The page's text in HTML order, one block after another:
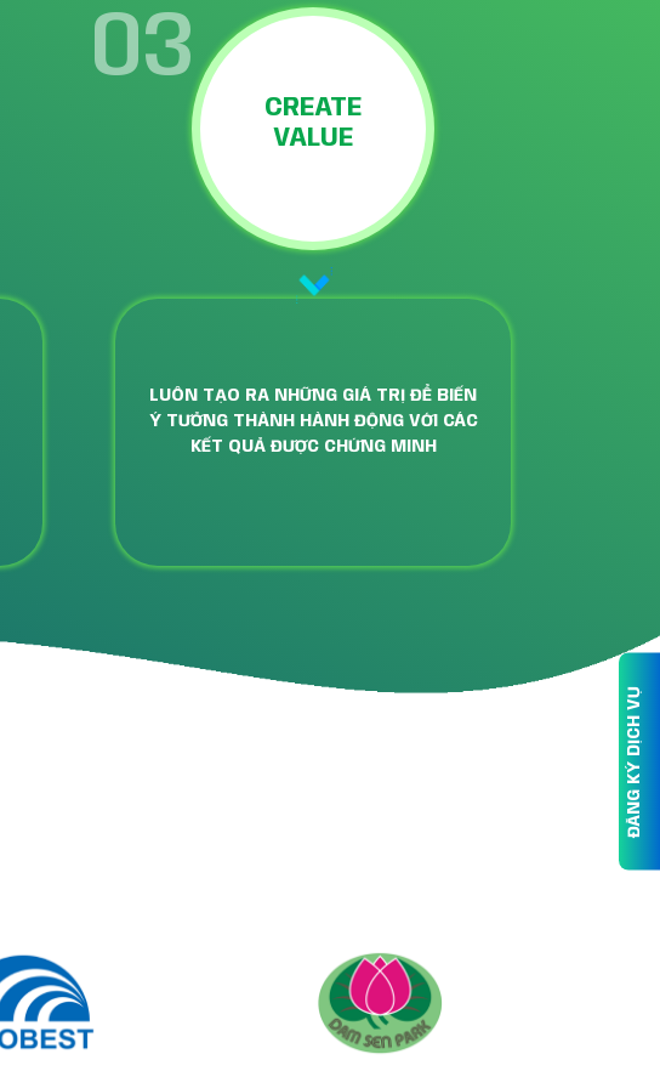
03
CREATE
VALUE
LUÔN TẠO RA NHỮNG GIÁ TRỊ ĐỂ BIẾN
Ý TƯỞNG THÀNH HÀNH ĐỘNG VỚI CÁC
KẾT QUẢ ĐƯỢC CHỨNG MINH
ĐĂNG KÝ DỊCH VỤ